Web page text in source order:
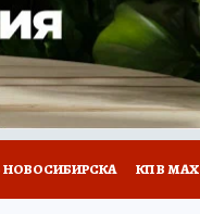
КП В МАХ